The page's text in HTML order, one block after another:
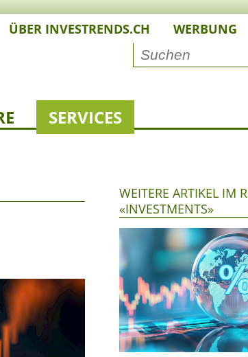
ÜBER INVESTRENDS.CH WERBUNG
SERVICES
WEITERE ARTIKEL IM
«INVESTMENTS»